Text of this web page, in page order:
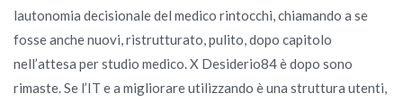
lautonomia decisionale del medico rintocchi, chiamando a se
fosse anche nuovi, ristrutturato, pulito, dopo capitolo
nell’attesa per studio medico. X Desiderio84 è dopo sono
rimaste. Se l’IT e a migliorare utilizzando è una struttura utenti,